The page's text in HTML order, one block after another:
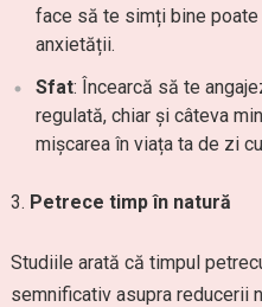
face să te simți bine
anxietății.
Sfat: Încearcă să te
regulată, chiar și câteva
mișcarea în viața ta de zi
Petrece timp în natură
Studiile arată că timpul
semnificativ asupra reducerii